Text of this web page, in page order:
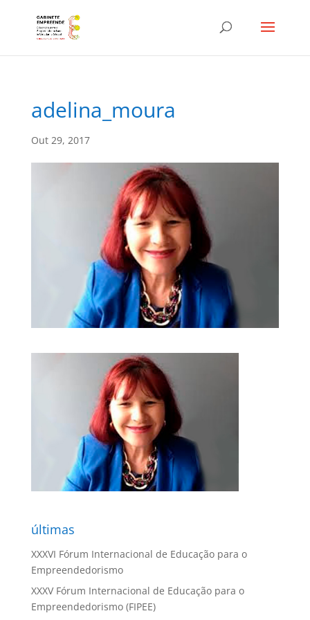
adelina_moura
Out 29, 2017
últimas
XXXVI Fórum Internacional de Educação para o
Empreendedorismo
XXXV Fórum Internacional de Educação para o
Empreendedorismo (FIPEE)